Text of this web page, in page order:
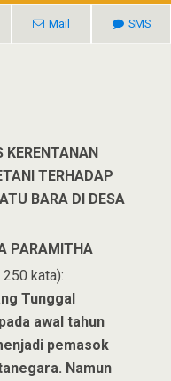
Mail SMS
KERENTANAN
TERHADAP
BARA DI DESA
PARAMITHA
kata):
Tunggal
awal tahun
pemasok
Namun